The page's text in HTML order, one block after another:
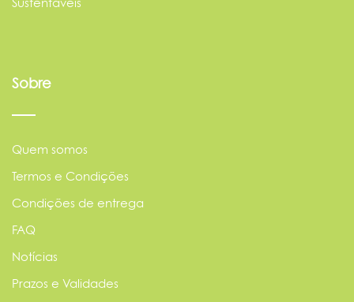
Sobre
Quem somos
Termos e Condições
Condições de entrega
FAQ
Notícias
Prazos e Validades